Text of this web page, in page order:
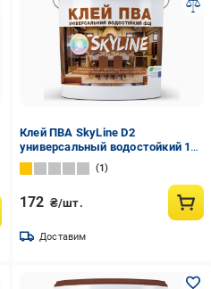
Клей ПВА SkyLine D2
универсальный водостойкий 1
кг
1
172 ₴/шт.
Доставим